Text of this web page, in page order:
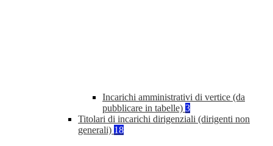
Incarichi amministrativi di vertice (da
pubblicare in tabelle) 3
Titolari di incarichi dirigenziali (dirigenti non
generali) 18